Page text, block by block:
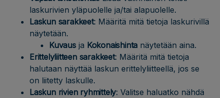
laskurivien yläpuolelle ja/tai alapuolelle.
Laskun sarakkeet: Määritä mitä tietoja laskurivillä
näytetään.
Kuvausja Kokonaishinta näytetään aina.
Erittelyliitteen sarakkeet: Määritä mitä tietoja
halutaan näyttää laskun erittelyliitteellä, jos se
on liitetty laskulle.
Laskun rivien ryhmittely: Valitse haluatko nähdä